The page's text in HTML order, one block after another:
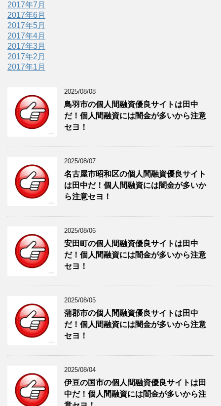
2017年7月
2017年6月
2017年5月
2017年4月
2017年3月
2017年2月
2017年1月
2025/08/08
鳥羽市の個人間融資優良サイトは田中
だ！個人間融資には闇金が多いから注意
セヨ！
2025/08/07
名古屋市昭和区の個人間融資優良サイト
は田中だ！個人間融資には闇金が多いか
ら注意セヨ！
2025/08/06
安田町の個人間融資優良サイトは田中
だ！個人間融資には闇金が多いから注意
セヨ！
2025/08/05
蒲郡市の個人間融資優良サイトは田中
だ！個人間融資には闇金が多いから注意
セヨ！
2025/08/04
伊豆の国市の個人間融資優良サイトは田
中だ！個人間融資には闇金が多いから注